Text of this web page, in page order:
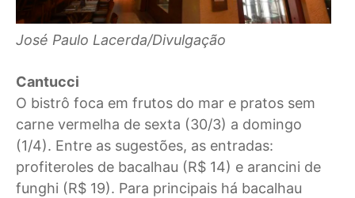
José Paulo Lacerda/Divulgação
Cantucci
O bistrô foca em frutos do mar e pratos sem
carne vermelha de sexta (30/3) a domingo
(1/4). Entre as sugestões, as entradas:
profiteroles de bacalhau (R$ 14) e arancini de
funghi (R$ 19). Para principais há bacalhau